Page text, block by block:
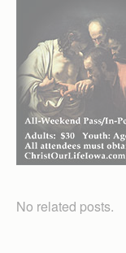
No related posts.